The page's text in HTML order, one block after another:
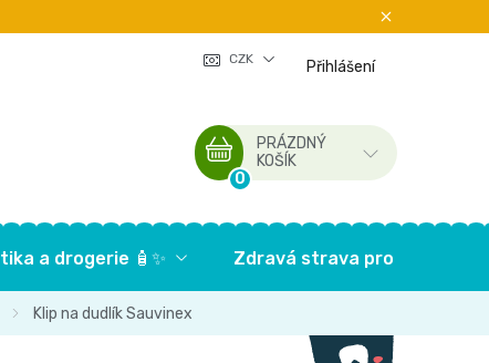
CZK Přihlášení
NÁKUPNÍ
KOŠÍK
PRÁZDNÝ
KOŠÍK
a drogerie 🧴✨ Zdravá strava pro děti🥦
Klip na dudlík Sauvinex